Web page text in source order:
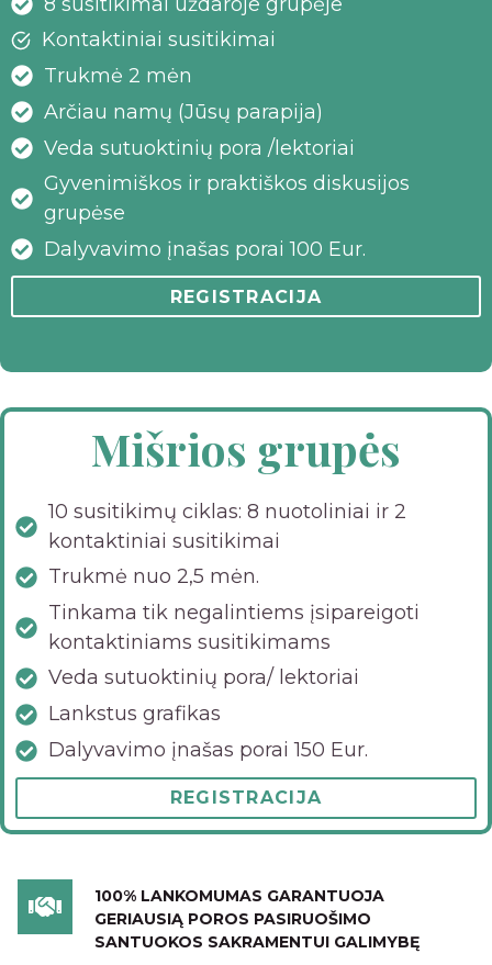
Kontaktiniai susitikimai
Trukmė 2 mėn
Arčiau namų (Jūsų parapija)
Veda sutuoktinių pora /lektoriai
Gyvenimiškos ir praktiškos diskusijos
grupėse
Dalyvavimo įnašas porai 100 Eur.
REGISTRACIJA
Mišrios grupės
10 susitikimų ciklas: 8 nuotoliniai ir 2
kontaktiniai susitikimai
Trukmė nuo 2,5 mėn.
Tinkama tik negalintiems įsipareigoti
kontaktiniams susitikimams
Veda sutuoktinių pora/ lektoriai
Lankstus grafikas
Dalyvavimo įnašas porai 150 Eur.
REGISTRACIJA
100% LANKOMUMAS GARANTUOJA
GERIAUSIĄ POROS PASIRUOŠIMO
SANTUOKOS SAKRAMENTUI GALIMYBĘ